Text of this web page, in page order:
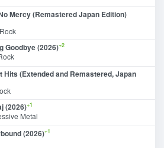
Mercy (Remastered Japan Edition)
Goodbye (2026)+2
Hits (Extended and Remastered, Japan
(2026)+1
Metal
(2026)+1